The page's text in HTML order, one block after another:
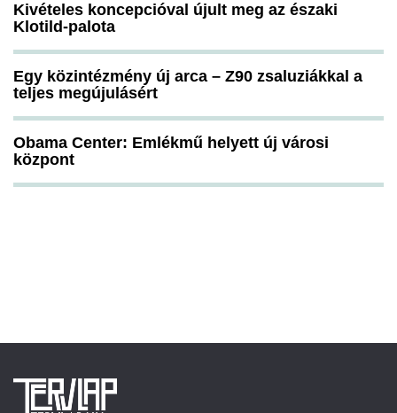
Kivételes koncepcióval újult meg az északi
Klotild-palota
Egy közintézmény új arca – Z90 zsaluziákkal a
teljes megújulásért
Obama Center: Emlékmű helyett új városi
központ